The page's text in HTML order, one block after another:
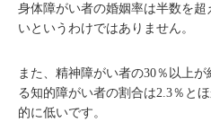
身体障がい者の婚姻率は半数を
いというわけではありません。
また、精神障がい者の30％以上
る知的障がい者の割合は2.3％と
的に低いです。